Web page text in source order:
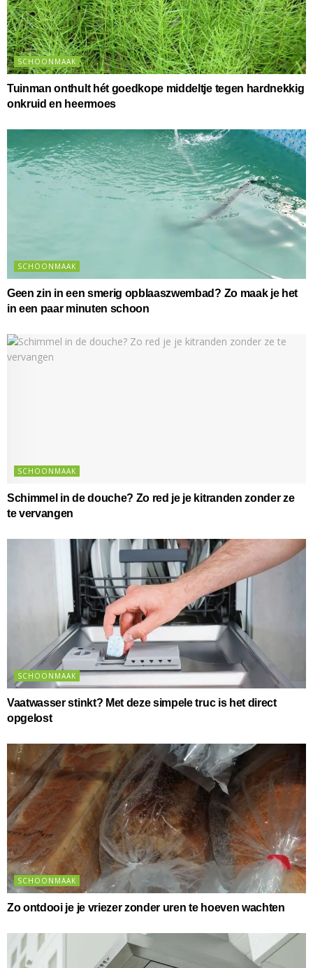
SCHOONMAAK
Tuinman onthult hét goedkope middeltje tegen hardnekkig
onkruid en heermoes
SCHOONMAAK
Geen zin in een smerig opblaaszwembad? Zo maak je het
in een paar minuten schoon
SCHOONMAAK
Schimmel in de douche? Zo red je je kitranden zonder ze
te vervangen
SCHOONMAAK
Vaatwasser stinkt? Met deze simpele truc is het direct
opgelost
SCHOONMAAK
Zo ontdooi je je vriezer zonder uren te hoeven wachten